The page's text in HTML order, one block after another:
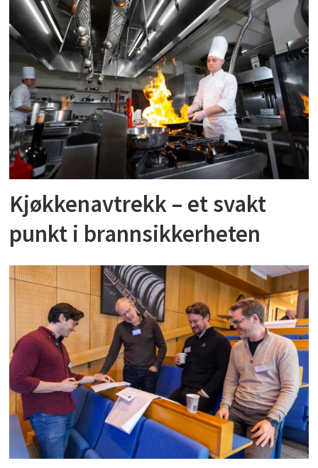
Kjøkkenavtrekk – et svakt
punkt i brannsikkerheten